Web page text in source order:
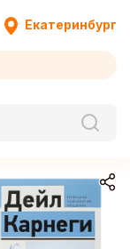
Екатеринбург